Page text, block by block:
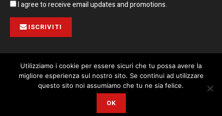
I agree to receive email updates and promotions.
ISCRIVITI
Pubblicità Collabora con noi Contatto Privacy Policy
© 2023 Corriere di Malta / Fortissimo Ltd
This website uses cookies. By continuing to use this website you are
Utilizziamo i cookie per essere sicuri che tu possa avere la
migliore esperienza sul nostro sito. Se continui ad utilizzare
questo sito noi assumiamo che tu ne sia felice.
OK